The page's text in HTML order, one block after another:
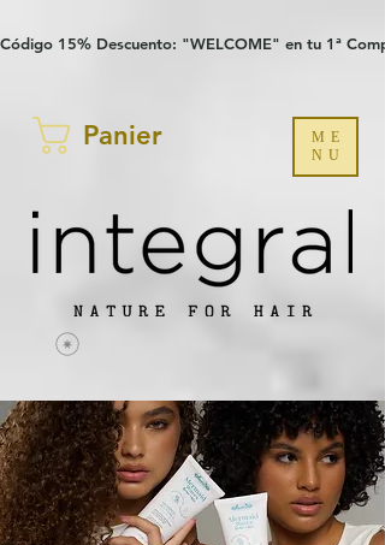
Código 15% Descuento: "WELCOME" en tu 1ª
Panier
ME
NU